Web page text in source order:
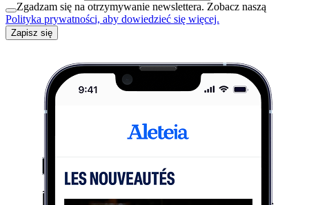
Zgadzam się na otrzymywanie newslettera. Zobacz naszą
Polityka prywatności, aby dowiedzieć się więcej.
Zapisz się